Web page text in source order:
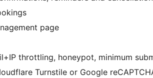
page
throttling, honeypot, minimum
Turnstile or Google